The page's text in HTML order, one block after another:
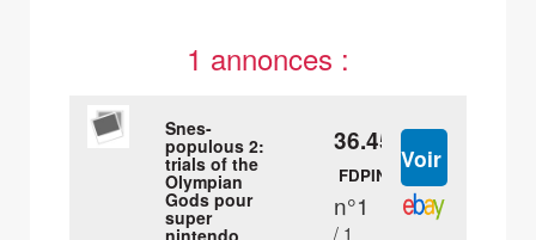
1 annonces :
Snes-
populous 2:
trials of the
Olympian
Gods pour
super
36.45 €
FDPIN
n°1
/ 1